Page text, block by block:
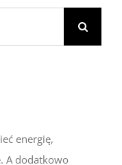
energię,
A dodatkowo